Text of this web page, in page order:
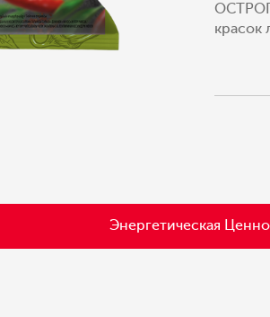
красок
Энергетическая